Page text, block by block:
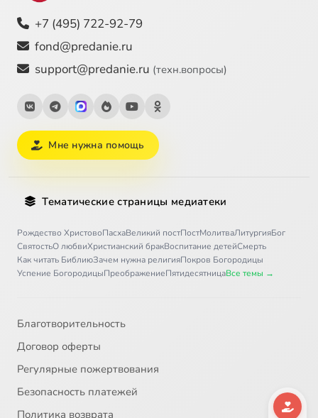
+7 (495) 722-92-79
fond@predanie.ru
support@predanie.ru (техн.вопросы)
Мне нужна помощь
Тематические страницы медиатеки
Рождество ХристовоПасхаВеликий постПостМолитваЛитургияБог
СвятостьО любвиХристианский бракВоспитание детейСмерть
Как читать БиблиюЗачем нужна религияПокров Богородицы
Успение БогородицыПреображениеПятидесятницаВсе темы →
Благотворительность
Договор оферты
Регулярные пожертвования
Безопасность платежей
Политика возврата